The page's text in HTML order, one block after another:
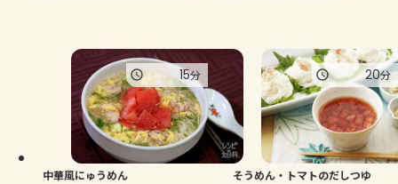
中華風にゅうめん
15分
そうめん・トマトのだしつゆ
20分